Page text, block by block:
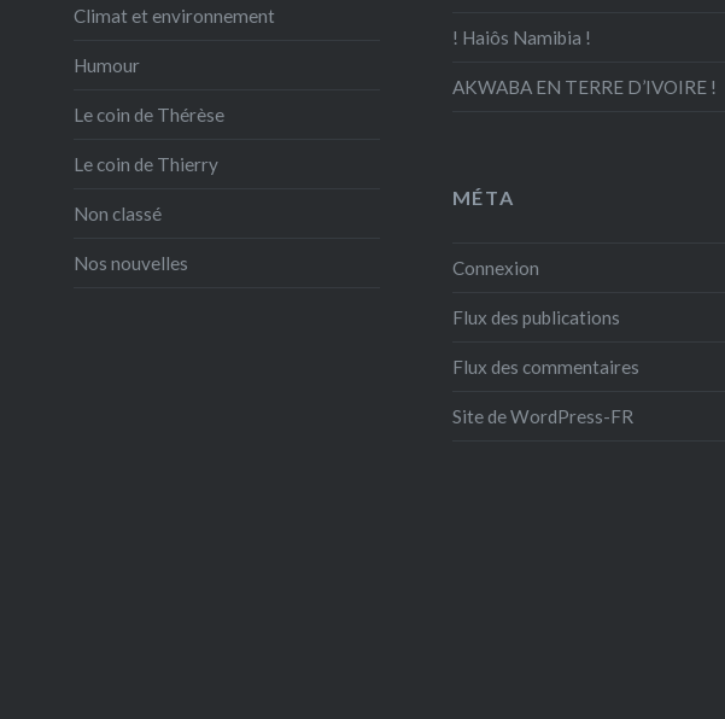
! Haiôs Namibia !
AKWABA EN TERRE D’IVOIRE !
Climat et environnement
Humour
Le coin de Thérèse
Le coin de Thierry
Non classé
Nos nouvelles
MÉTA
Connexion
Flux des publications
Flux des commentaires
Site de WordPress-FR